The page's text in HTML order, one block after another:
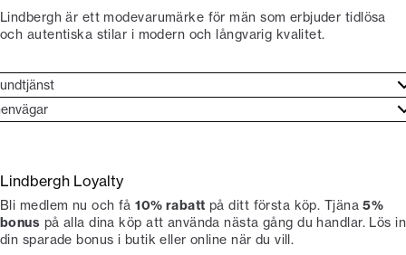
Lindbergh är ett modevarumärke för män som erbjuder tidlösa
och autentiska stilar i modern och långvarig kvalitet.
köp
Lindbergh-ambassadör
Lindbergh Loyalty
Bli medlem nu och få10% rabatt på ditt första köp. Tjäna5%
bonus på alla dina köp att använda nästa gång du handlar. Lös in
din sparade bonus i butik eller online när du vill.